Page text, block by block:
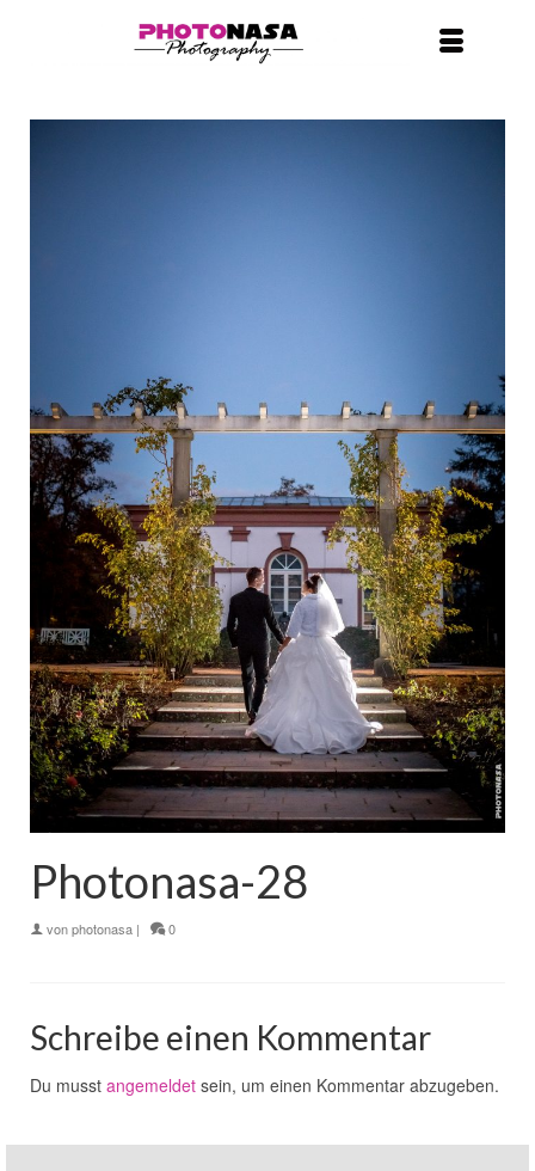
Photonasa-28
vonphotonasa | 0
Schreibe einen Kommentar
Du musst angemeldet sein, um einen Kommentar abzugeben.